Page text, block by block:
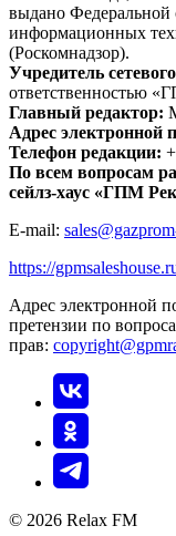
выдано Федеральной
информационных
(Роскомнадзор).
Учредитель
ответственностью
Главный редактор:
Адрес электронной
Телефон редакции:
По всем вопросам
сейлз-хаус «ГПМ
E-mail:
https://
Адрес электронной
претензии по
прав:
© 2026 Relax FM